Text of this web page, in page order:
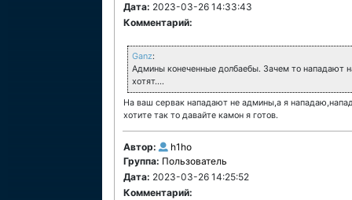
Дата: 2023-03-26 14:33:43
Комментарий:
Ganz:
Админы конеченные долбаебы. Зачем то нападают
хотят....
На ваш сервак нападают не админы,а я
хотите так то давайте камон я готов.
Автор:
h1ho
Группа: Пользователь
Дата: 2023-03-26 14:25:52
Комментарий: